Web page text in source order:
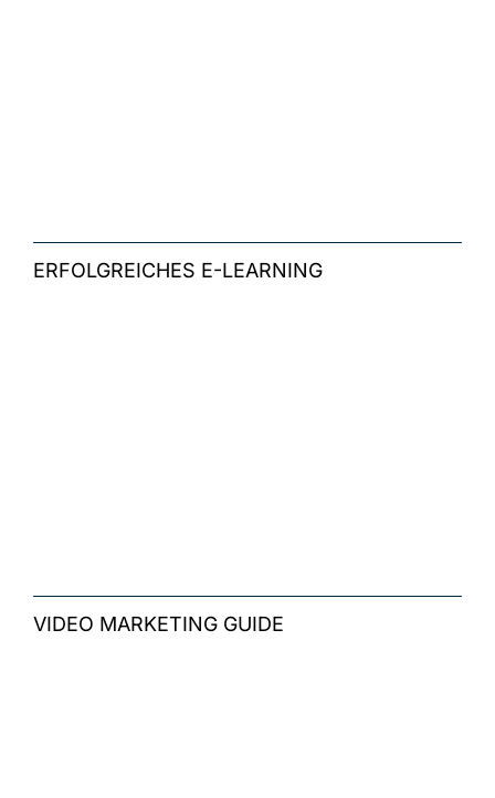
ERFOLGREICHES E-LEARNING
VIDEO MARKETING GUIDE